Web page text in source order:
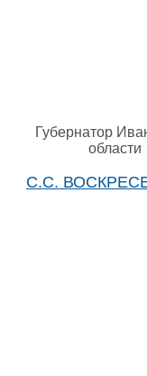
Губернатор
области
С.С.